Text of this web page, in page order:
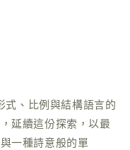
式、比例與結構語言的
延續這份探索，以最
一種詩意般的單